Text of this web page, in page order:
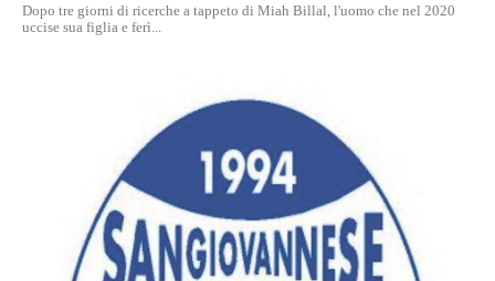
Dopo tre giorni di ricerche a tappeto di Miah Billal, l'uomo che nel 2020
uccise sua figlia e ferì...